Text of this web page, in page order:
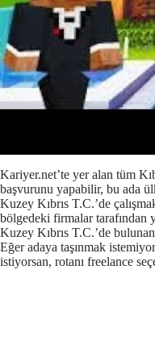
Kariyer.net’te yer alan tüm
başvurunu yapabilir, bu ada
Kuzey Kıbrıs T.C.’de
bölgedeki firmalar tarafından
Kuzey Kıbrıs T.C.’de
Eğer adaya taşınmak
istiyorsan, rotanı freelance